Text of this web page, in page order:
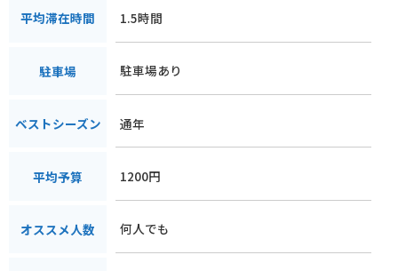
平均滞在時間 1.5時間
駐車場 駐車場あり
ベストシーズン 通年
平均予算 1200円
オススメ人数 何人でも